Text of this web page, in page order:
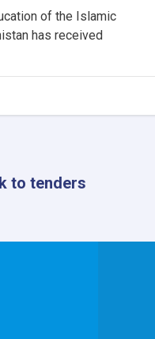
of the Islamic
has received
to tenders